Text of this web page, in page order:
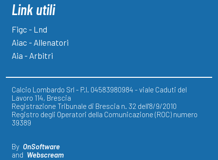
Link utili
Figc - Lnd
Aiac - Allenatori
Aia - Arbitri
Calcio Lombardo Srl - P.I. 04583980984 - viale Caduti del
Lavoro 114, Brescia
Registrazione Tribunale di Brescia n. 32 dell'8/9/2010
Registro degli Operatori della Comunicazione (ROC) numero
39389
By OnSoftware
and Webscream